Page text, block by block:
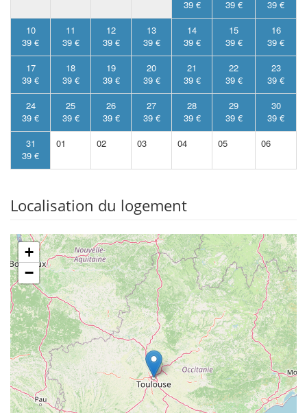
39 €
39 €
39 €
10
39 €
11
39 €
12
39 €
13
39 €
14
39 €
15
39 €
16
39 €
17
39 €
18
39 €
19
39 €
20
39 €
21
39 €
22
39 €
23
39 €
24
39 €
25
39 €
26
39 €
27
39 €
28
39 €
29
39 €
30
39 €
31
39 €
01 02 03 04 05 06
Localisation du logement
+
−